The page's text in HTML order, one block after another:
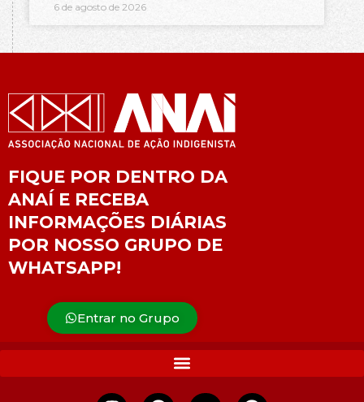
6 de agosto de 2026
FIQUE POR DENTRO DA
ANAÍ E RECEBA
INFORMAÇÕES DIÁRIAS
POR NOSSO GRUPO DE
WHATSAPP!
Entrar no Grupo